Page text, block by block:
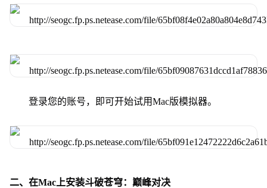
登录您的账号，即可开始试用Mac版模拟器。
二、在Mac上安装斗破苍穹：巅峰对决